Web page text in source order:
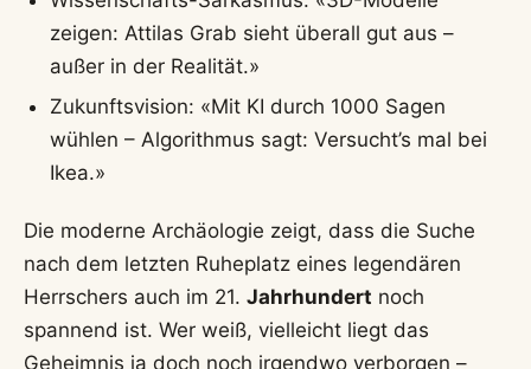
zeigen: Attilas Grab sieht überall gut aus –
außer in der Realität.»
Zukunftsvision: «Mit KI durch 1000 Sagen
wühlen – Algorithmus sagt: Versucht’s mal bei
Ikea.»
Die moderne Archäologie zeigt, dass die Suche
nach dem letzten Ruheplatz eines legendären
Herrschers auch im 21. Jahrhundert noch
spannend ist. Wer weiß, vielleicht liegt das
Geheimnis ja doch noch irgendwo verborgen –